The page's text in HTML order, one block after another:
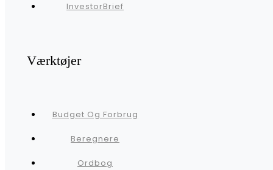
InvestorBrief
Værktøjer
Budget Og Forbrug
Beregnere
Ordbog